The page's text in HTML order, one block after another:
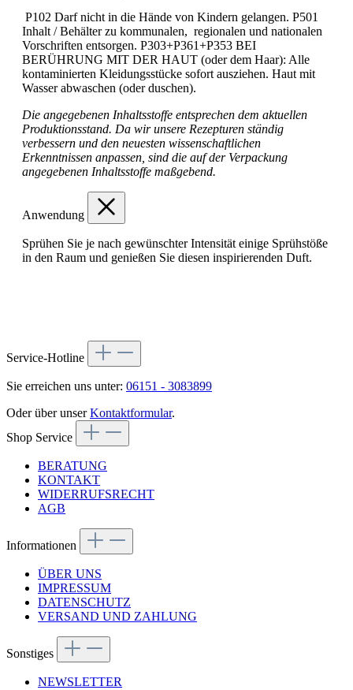
P102 Darf nicht in die Hände von Kindern gelangen. P501
Inhalt / Behälter zu kommunalen, regionalen und nationalen
Vorschriften entsorgen. P303+P361+P353 BEI
BERÜHRUNG MIT DER HAUT (oder dem Haar): Alle
kontaminierten Kleidungsstücke sofort ausziehen. Haut mit
Wasser abwaschen (oder duschen).
Die angegebenen Inhaltsstoffe entsprechen dem aktuellen
Produktionsstand. Da wir unsere Rezepturen ständig
verbessern und den neuesten wissenschaftlichen
Erkenntnissen anpassen, sind die auf der Verpackung
angegebenen Inhaltsstoffe maßgebend.
Anwendung
Sprühen Sie je nach gewünschter Intensität einige Sprühstöße
in den Raum und genießen Sie diesen inspirierenden Duft.
Service-Hotline
Sie erreichen uns unter: 06151 - 3083899
Oder über unserKontaktformular.
Shop Service
BERATUNG
KONTAKT
WIDERRUFSRECHT
AGB
Informationen
ÜBER UNS
IMPRESSUM
DATENSCHUTZ
VERSAND UND ZAHLUNG
Sonstiges
NEWSLETTER